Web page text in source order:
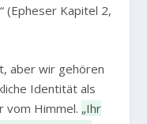
(Epheser Kapitel 2,
aber wir gehören
Identität als
vom Himmel. „Ihr